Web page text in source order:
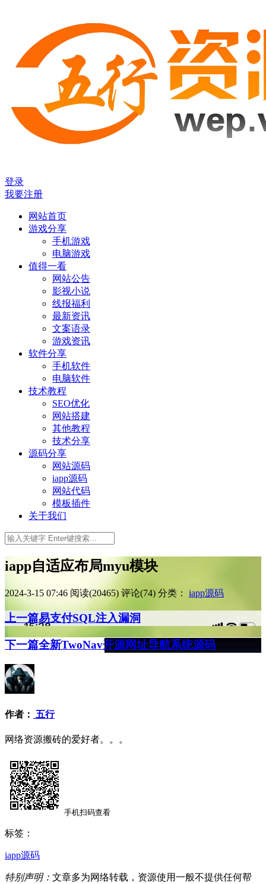
登录
我要注册
网站首页
游戏分享
手机游戏
电脑游戏
值得一看
网站公告
影视小说
线报福利
最新资讯
文案语录
游戏资讯
软件分享
手机软件
电脑软件
技术教程
SEO优化
网站搭建
其他教程
技术分享
源码分享
网站源码
iapp源码
网站代码
模板插件
关于我们
iapp自适应布局myu模块
2024-3-15 07:46 阅读(20465) 评论(74) 分类： iapp源码
上一篇易支付SQL注入漏洞
下一篇全新TwoNav开源网址导航系统源码
作者： 五行
网络资源搬砖的爱好者。。。
手机扫码查看
标签：
iapp源码
特别声明： 文章多为网络转载，资源使用一般不提供任何帮